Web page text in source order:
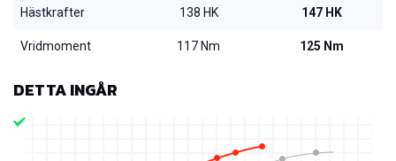
Hästkrafter 138 HK 147 HK
Vridmoment 117 Nm 125 Nm
DETTA INGÅR